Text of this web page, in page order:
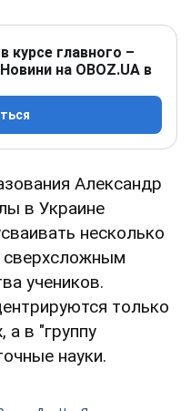
курсе главного –
на OBOZ.UA в
Александр
в Украине
несколько
сверхсложным
учеников.
только
а в "группу
науки.